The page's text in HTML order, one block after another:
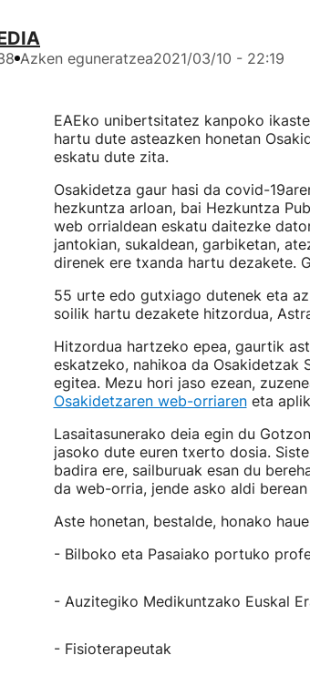
Azken eguneratzea2021/03/10 - 22:19
EAEko unibertsitatez kanpoko
hartu dute asteazken honetan
eskatu dute zita.
Osakidetza gaur hasi da covid-
hezkuntza arloan, bai Hezkuntza
web orrialdean eskatu daitezke
jantokian, sukaldean, garbiketan,
direnek ere txanda hartu dezakete.
55 urte edo gutxiago dutenek eta
soilik hartu dezakete hitzordua,
Hitzordua hartzeko epea, gaurtik
eskatzeko, nahikoa da Osakidetzak
egitea. Mezu hori jaso ezean,
Osakidetzaren web-orriareneta
Lasaitasunerako deia egin du
jasoko dute euren txerto dosia.
badira ere, sailburuak esan du
da web-orria, jende asko aldi
Aste honetan, bestalde, honako
- Bilboko eta Pasaiako portuko
- Auzitegiko Medikuntzako Euskal
- Fisioterapeutak